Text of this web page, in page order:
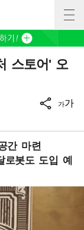
스토어' 오
가가
간 마련
로봇도 도입 예